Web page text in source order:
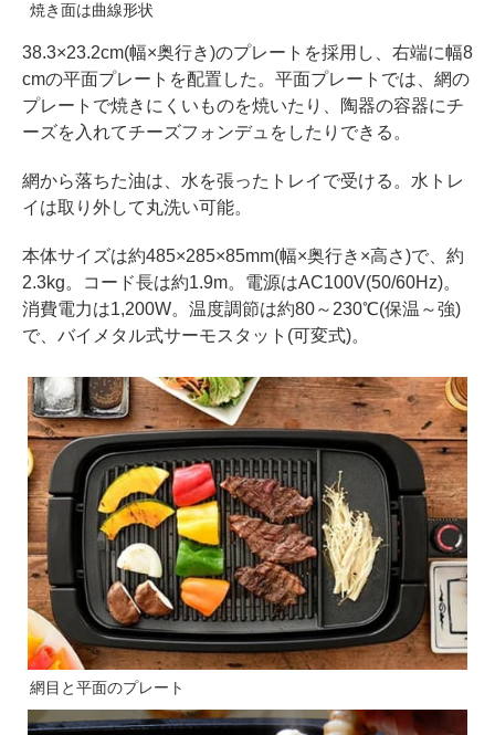
焼き面は曲線形状
38.3×23.2cm(幅×奥行き)のプレートを採用し、右端に幅8
cmの平面プレートを配置した。平面プレートでは、網の
プレートで焼きにくいものを焼いたり、陶器の容器にチ
ーズを入れてチーズフォンデュをしたりできる。
網から落ちた油は、水を張ったトレイで受ける。水トレ
イは取り外して丸洗い可能。
本体サイズは約485×285×85mm(幅×奥行き×高さ)で、約
2.3kg。コード長は約1.9m。電源はAC100V(50/60Hz)。
消費電力は1,200W。温度調節は約80～230℃(保温～強)
で、バイメタル式サーモスタット(可変式)。
網目と平面のプレート